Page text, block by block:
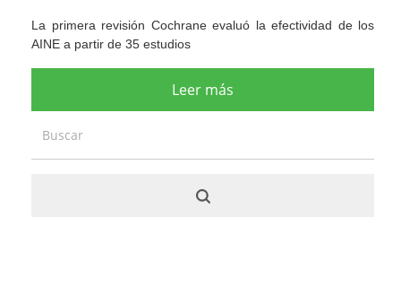
La primera revisión Cochrane evaluó la efectividad de los
AINE a partir de 35 estudios
Leer más